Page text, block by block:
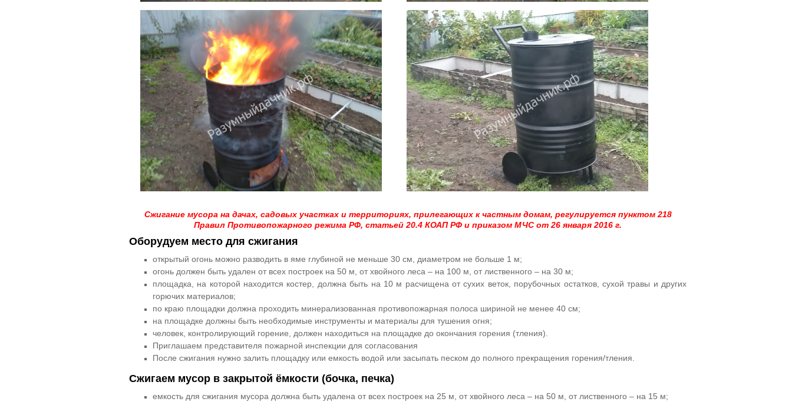
Сжигание мусора на дачах, садовых участках и территориях, прилегающих к частным домам, регулируется пунктом 218
Правил Противопожарного режима РФ, статьей 20.4 КОАП РФ и приказом МЧС от 26 января 2016 г.
Оборудуем место для сжигания
открытый огонь можно разводить в яме глубиной не меньше 30 см, диаметром не больше 1 м;
огонь должен быть удален от всех построек на 50 м, от хвойного леса – на 100 м, от лиственного – на 30 м;
площадка, на которой находится костер, должна быть на 10 м расчищена от сухих веток, порубочных остатков, сухой травы и других
горючих материалов;
по краю площадки должна проходить минерализованная противопожарная полоса шириной не менее 40 см;
на площадке должны быть необходимые инструменты и материалы для тушения огня;
человек, контролирующий горение, должен находиться на площадке до окончания горения (тления).
Приглашаем представителя пожарной инспекции для согласования
После сжигания нужно залить площадку или емкость водой или засыпать песком до полного прекращения горения/тления.
Сжигаем мусор в закрытой ёмкости (бочка, печка)
емкость для сжигания мусора должна быть удалена от всех построек на 25 м, от хвойного леса – на 50 м, от лиственного – на 15 м;